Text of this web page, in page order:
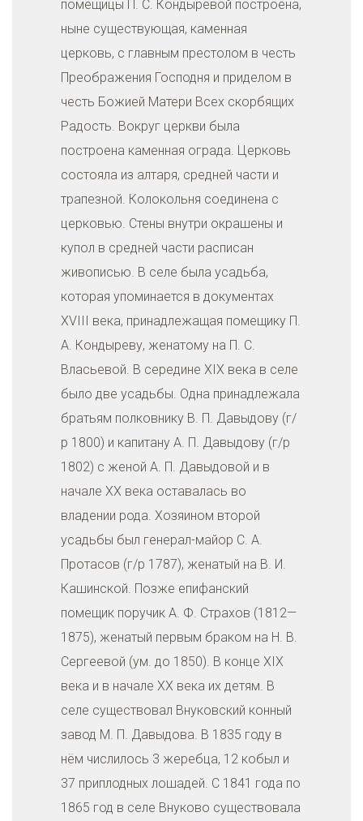
помещицы П. С. Кондыревой построена,
ныне существующая, каменная
церковь, с главным престолом в честь
Преображения Господня и приделом в
честь Божией Матери Всех скорбящих
Радость. Вокруг церкви была
построена каменная ограда. Церковь
состояла из алтаря, средней части и
трапезной. Колокольня соединена с
церковью. Стены внутри окрашены и
купол в средней части расписан
живописью. В селе была усадьба,
которая упоминается в документах
XVIII века, принадлежащая помещику П.
А. Кондыреву, женатому на П. С.
Власьевой. В середине XIX века в селе
было две усадьбы. Одна принадлежала
братьям полковнику В. П. Давыдову (г/
р 1800) и капитану А. П. Давыдову (г/р
1802) с женой А. П. Давыдовой и в
начале XX века оставалась во
владении рода. Хозяином второй
усадьбы был генерал-майор С. А.
Протасов (г/р 1787), женатый на В. И.
Кашинской. Позже епифанский
помещик поручик А. Ф. Страхов (1812—
1875), женатый первым браком на Н. В.
Сергеевой (ум. до 1850). В конце XIX
века и в начале XX века их детям. В
селе существовал Внуковский конный
завод М. П. Давыдова. В 1835 году в
нём числилось 3 жеребца, 12 кобыл и
37 приплодных лошадей. С 1841 года по
1865 год в селе Внуково существовала